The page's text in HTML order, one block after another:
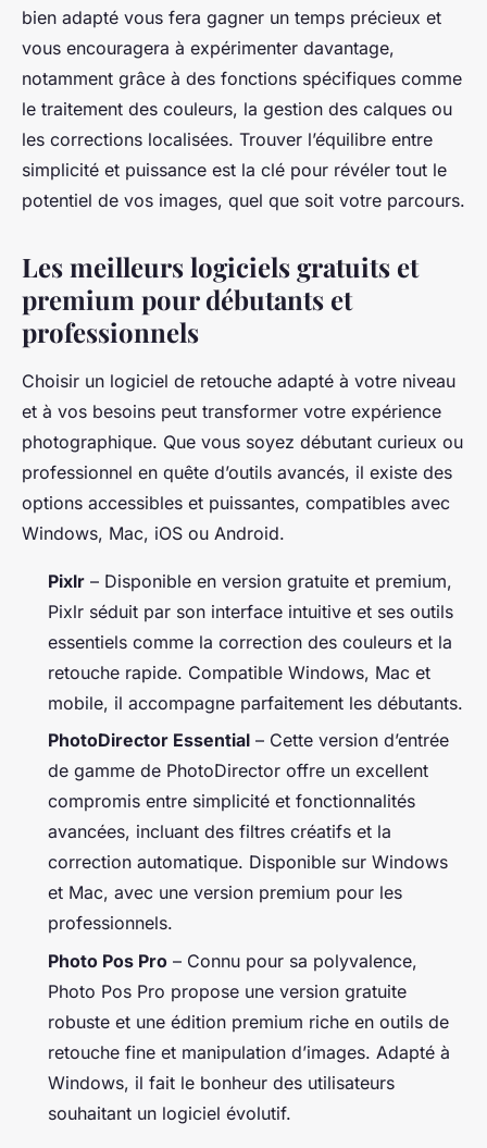
bien adapté vous fera gagner un temps précieux et
vous encouragera à expérimenter davantage,
notamment grâce à des fonctions spécifiques comme
le traitement des couleurs, la gestion des calques ou
les corrections localisées. Trouver l’équilibre entre
simplicité et puissance est la clé pour révéler tout le
potentiel de vos images, quel que soit votre parcours.
Les meilleurs logiciels gratuits et
premium pour débutants et
professionnels
Choisir un logiciel de retouche adapté à votre niveau
et à vos besoins peut transformer votre expérience
photographique. Que vous soyez débutant curieux ou
professionnel en quête d’outils avancés, il existe des
options accessibles et puissantes, compatibles avec
Windows, Mac, iOS ou Android.
Pixlr – Disponible en version gratuite et premium,
Pixlr séduit par son interface intuitive et ses outils
essentiels comme la correction des couleurs et la
retouche rapide. Compatible Windows, Mac et
mobile, il accompagne parfaitement les débutants.
PhotoDirector Essential – Cette version d’entrée
de gamme de PhotoDirector offre un excellent
compromis entre simplicité et fonctionnalités
avancées, incluant des filtres créatifs et la
correction automatique. Disponible sur Windows
et Mac, avec une version premium pour les
professionnels.
Photo Pos Pro – Connu pour sa polyvalence,
Photo Pos Pro propose une version gratuite
robuste et une édition premium riche en outils de
retouche fine et manipulation d’images. Adapté à
Windows, il fait le bonheur des utilisateurs
souhaitant un logiciel évolutif.